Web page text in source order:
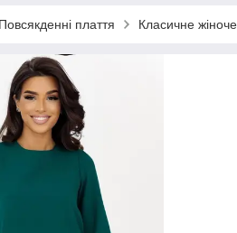
Повсякденні плаття Класичне